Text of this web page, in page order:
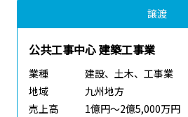
譲渡
公共工事中心 建築工事業
業種
建設、土木、工事業
地域
九州地方
売上高
1億円～2億5,000万円